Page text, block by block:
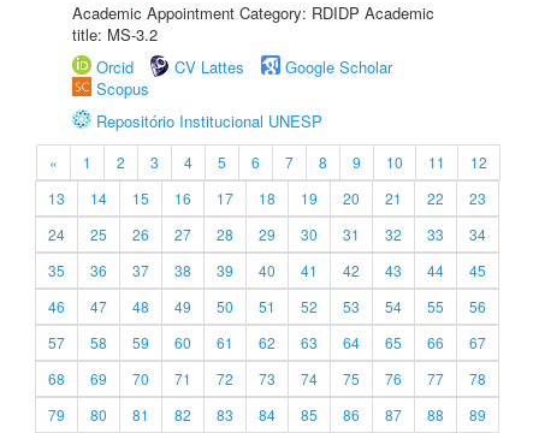
Academic Appointment Category: RDIDP Academic
title: MS-3.2
Orcid
CV Lattes
Google Scholar
Scopus
Repositório Institucional UNESP
« 1 2 3 4 5 6 7 8 9 10 11
12
13
14 15 16 17 18 19 20 21 22
23
24
25 26 27 28 29 30 31 32 33
34
35
36 37 38 39 40 41 42 43 44
45
46
47 48 49 50 51 52 53 54 55
56
57
58 59 60 61 62 63 64 65 66
67
68
69 70 71 72 73 74 75 76 77
78
79
80 81 82 83 84 85 86 87 88
89